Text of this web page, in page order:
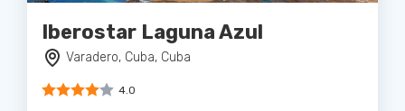
Iberostar Laguna Azul
Varadero, Cuba, Cuba
4.0